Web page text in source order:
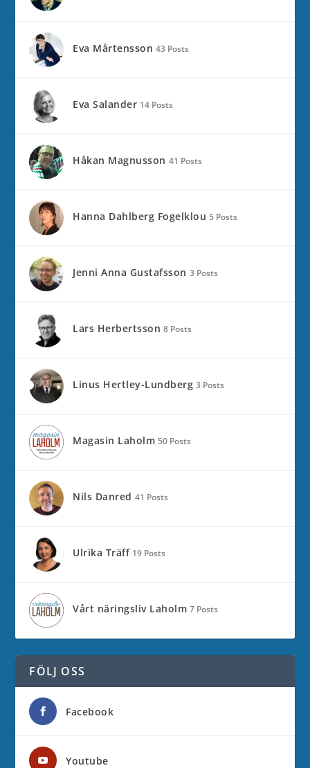
Eva Mårtensson 43 Posts
Eva Salander 14 Posts
Håkan Magnusson 41 Posts
Hanna Dahlberg Fogelklou 5 Posts
Jenni Anna Gustafsson 3 Posts
Lars Herbertsson 8 Posts
Linus Hertley-Lundberg 3 Posts
Magasin Laholm 50 Posts
Nils Danred 41 Posts
Ulrika Träff 19 Posts
Vårt näringsliv Laholm 7 Posts
FÖLJ OSS
Facebook
Youtube